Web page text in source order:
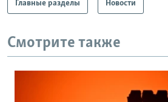
Главные разделы Новости
Смотрите также